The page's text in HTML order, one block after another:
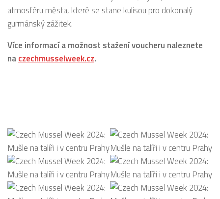
atmosféru města, které se stane kulisou pro dokonalý
gurmánský zážitek.
Více informací a možnost stažení voucheru naleznete
naczechmusselweek.cz.